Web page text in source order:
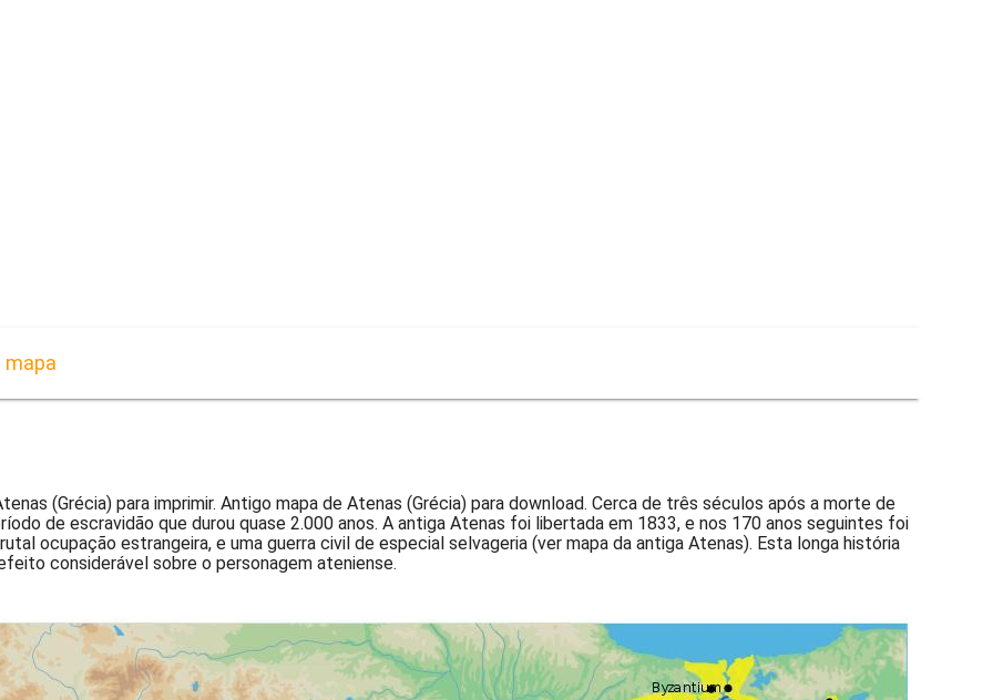
mapa
(Grécia) para imprimir. Antigo mapa de Atenas (Grécia) para download. Cerca de três séculos após a morte de
de escravidão que durou quase 2.000 anos. A antiga Atenas foi libertada em 1833, e nos 170 anos seguintes foi
ocupação estrangeira, e uma guerra civil de especial selvageria (ver mapa da antiga Atenas). Esta longa história
considerável sobre o personagem ateniense.